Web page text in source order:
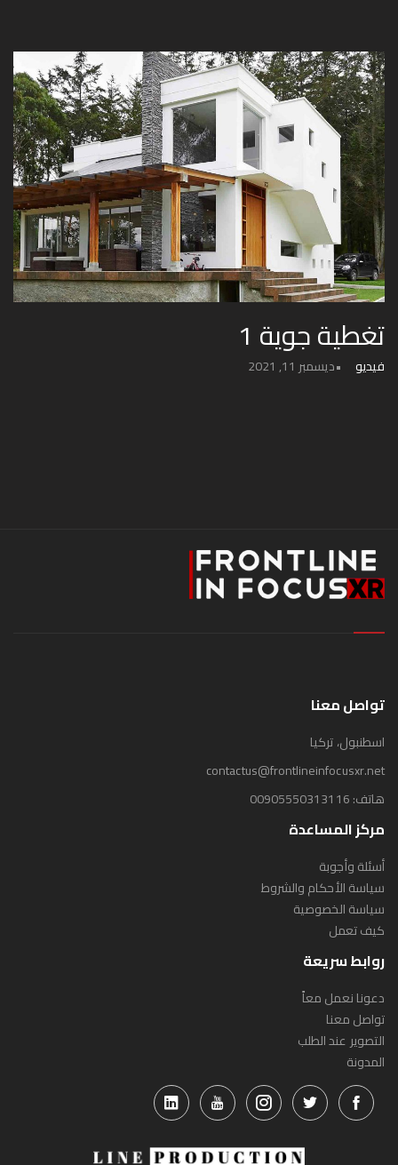
تغطية جوية 1
فيديو ديسمبر 11, 2021
تواصل معنا
اسطنبول، تركيا
contactus@frontlineinfocusxr.net
هاتف:00905550313116
مركز المساعدة
أسئلة وأجوبة
سياسة الأحكام والشروط
سياسة الخصوصية
كيف تعمل
روابط سريعة
دعونا نعمل معاً
تواصل معنا
التصوير عند الطلب
المدونة